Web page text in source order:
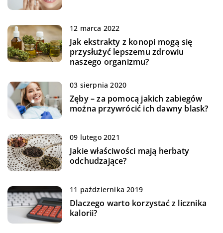
12 marca 2022
Jak ekstrakty z konopi mogą się
przysłużyć lepszemu zdrowiu
naszego organizmu?
03 sierpnia 2020
Zęby – za pomocą jakich zabiegów
można przywrócić ich dawny blask?
09 lutego 2021
Jakie właściwości mają herbaty
odchudzające?
11 października 2019
Dlaczego warto korzystać z licznika
kalorii?